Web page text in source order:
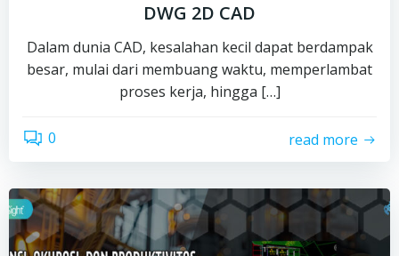
DWG 2D CAD
Dalam dunia CAD, kesalahan kecil dapat berdampak
besar, mulai dari membuang waktu, memperlambat
proses kerja, hingga […]
0 read more